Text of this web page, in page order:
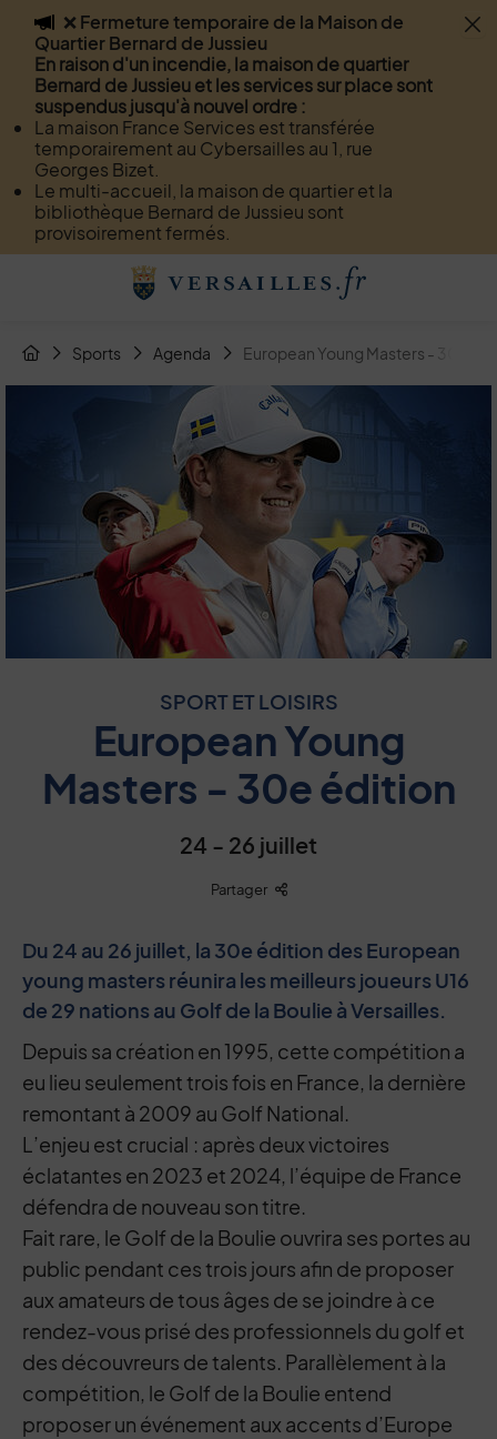
Flash info
❌ Fermeture temporaire de la Maison de
Quartier Bernard de Jussieu
En raison d'un incendie, la maison de quartier
Bernard de Jussieu et les services sur place sont
suspendus jusqu'à nouvel ordre :
La maison France Services est transférée
temporairement au Cybersailles au 1, rue
Georges Bizet.
Le multi-accueil, la maison de quartier et la
bibliothèque Bernard de Jussieu sont
provisoirement fermés.
Menu de raccourcis
Menu
Recherche
Page de contact
Contenu
Retour à l'accueil
Fil d'Arianne de la page
Page d'accueil du site
Sports Agenda European Young Masters - 30e
Image d'illustration de European Young Masters - 30e
SPORT ET LOISIRS
European Young
Masters - 30e édition
24 - 26 juillet
Partager Liste des liens de partage
Du 24 au 26 juillet, la 30e édition des European
young masters réunira les meilleurs joueurs U16
de 29 nations au Golf de la Boulie à Versailles.
Depuis sa création en 1995, cette compétition a
eu lieu seulement trois fois en France, la dernière
remontant à 2009 au Golf National.
L’enjeu est crucial : après deux victoires
éclatantes en 2023 et 2024, l’équipe de France
défendra de nouveau son titre.
Fait rare, le Golf de la Boulie ouvrira ses portes au
public pendant ces trois jours afin de proposer
aux amateurs de tous âges de se joindre à ce
rendez-vous prisé des professionnels du golf et
des découvreurs de talents. Parallèlement à la
compétition, le Golf de la Boulie entend
proposer un événement aux accents d’Europe